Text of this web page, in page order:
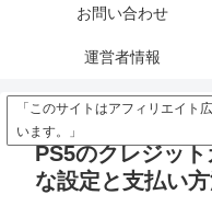
お問い合わせ
運営者情報
「このサイトはアフィリエイト
います。」
PS5のクレジッ
な設定と支払い